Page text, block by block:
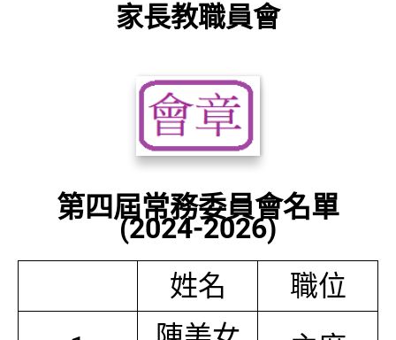
家長教職員會
第四屆常務委員會名單
(2024-2026)
姓名
職位